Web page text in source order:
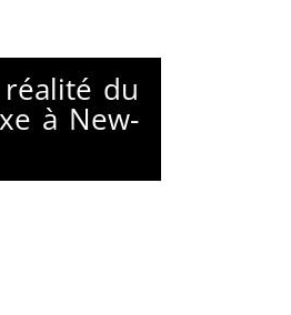
du
à New-